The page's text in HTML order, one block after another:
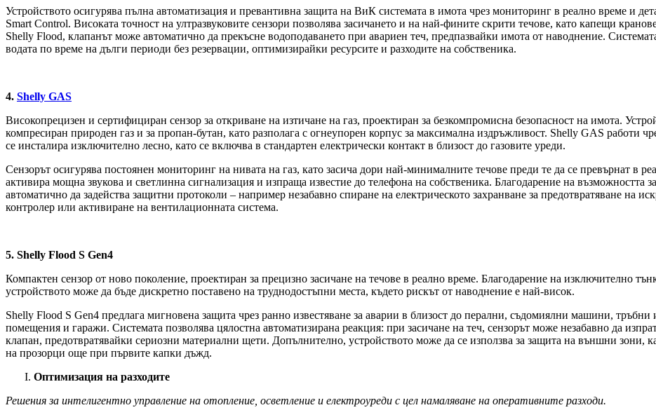
Устройството осигурява пълна автоматизация и превантивна защита на ВиК системата в имота чрез мониторинг в реално време и
Smart Control. Високата точност на ултразвуковите сензори позволява засичането и на най-фините скрити течове, като капещи
Shelly Flood, клапанът може автоматично да прекъсне водоподаването при авариен теч, предпазвайки имота от наводнение.
водата по време на дълги периоди без резервации, оптимизирайки ресурсите и разходите на собственика.
4. Shelly GAS
Високопрецизен и сертифициран сензор за откриване на изтичане на газ, проектиран за безкомпромисна безопасност на имота.
компресиран природен газ и за пропан-бутан, като разполага с огнеупорен корпус за максимална издръжливост. Shelly GAS работи
се инсталира изключително лесно, като се включва в стандартен електрически контакт в близост до газовите уреди.
Сензорът осигурява постоянен мониторинг на нивата на газ, като засича дори най-минималните течове преди те да се превърнат в
активира мощна звукова и светлинна сигнализация и изпраща известие до телефона на собственика. Благодарение на възможността
автоматично да задейства защитни протоколи – например незабавно спиране на електрическото захранване за предотвратяване на
контролер или активиране на вентилационната система.
5. Shelly Flood S Gen4
Компактен сензор от ново поколение, проектиран за прецизно засичане на течове в реално време. Благодарение на изключително
устройството може да бъде дискретно поставено на труднодостъпни места, където рискът от наводнение е най-висок.
Shelly Flood S Gen4 предлага мигновена защита чрез ранно известяване за аварии в близост до перални, съдомиялни машини,
помещения и гаражи. Системата позволява цялостна автоматизирана реакция: при засичане на теч, сензорът може незабавно да
клапан, предотвратявайки сериозни материални щети. Допълнително, устройството може да се използва за защита на външни зони,
на прозорци още при първите капки дъжд.
Оптимизация на разходите
Решения за интелигентно управление на отопление, осветление и електроуреди с цел намаляване на оперативните разходи.